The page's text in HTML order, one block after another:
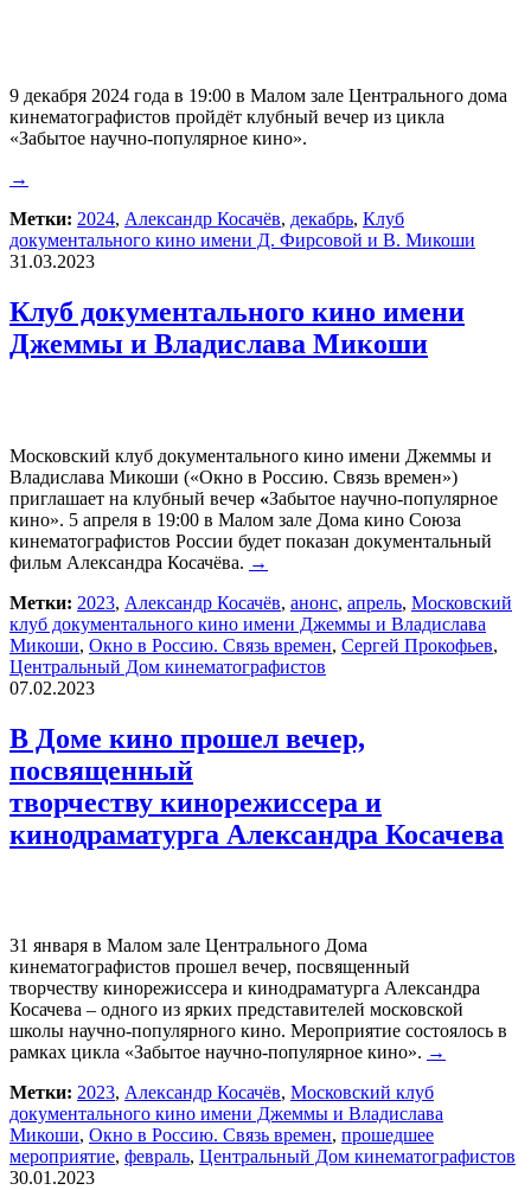
9 декабря 2024 года в 19:00 в Малом зале Центрального дома
кинематографистов пройдёт клубный вечер из цикла
«Забытое научно-популярное кино».
→
Метки: 2024, Александр Косачёв, декабрь, Клуб
документального кино имени Д. Фирсовой и В. Микоши
31.03.2023
Клуб документального кино имени
Джеммы и Владислава Микоши
Московский клуб документального кино имени Джеммы и
Владислава Микоши («Окно в Россию. Связь времен»)
приглашает на клубный вечер «Забытое научно-популярное
кино». 5 апреля в 19:00 в Малом зале Дома кино Союза
кинематографистов России будет показан документальный
фильм Александра Косачёва. →
Метки: 2023, Александр Косачёв, анонс, апрель, Московский
клуб документального кино имени Джеммы и Владислава
Микоши, Окно в Россию. Связь времен, Сергей Прокофьев,
Центральный Дом кинематографистов
07.02.2023
В Доме кино прошел вечер,
посвященный
творчеству кинорежиссера и
кинодраматурга Александра Косачева
31 января в Малом зале Центрального Дома
кинематографистов прошел вечер, посвященный
творчеству кинорежиссера и кинодраматурга Александра
Косачева – одного из ярких представителей московской
школы научно-популярного кино. Мероприятие состоялось в
рамках цикла «Забытое научно-популярное кино». →
Метки: 2023, Александр Косачёв, Московский клуб
документального кино имени Джеммы и Владислава
Микоши, Окно в Россию. Связь времен, прошедшее
мероприятие, февраль, Центральный Дом кинематографистов
30.01.2023